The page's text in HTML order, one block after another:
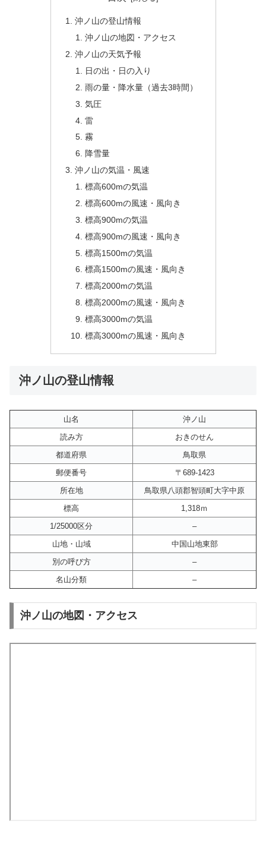
沖ノ山の登山情報
沖ノ山の地図・アクセス
沖ノ山の天気予報
日の出・日の入り
雨の量・降水量（過去3時間）
気圧
雷
霧
降雪量
沖ノ山の気温・風速
標高600mの気温
標高600mの風速・風向き
標高900mの気温
標高900mの風速・風向き
標高1500mの気温
標高1500mの風速・風向き
標高2000mの気温
標高2000mの風速・風向き
標高3000mの気温
標高3000mの風速・風向き
沖ノ山の登山情報
山名
沖ノ山
読み方
おきのせん
都道府県
鳥取県
郵便番号
〒689-1423
所在地
鳥取県八頭郡智頭町大字中原
標高
1,318ｍ
1/25000区分
–
山地・山域
中国山地東部
別の呼び方
–
名山分類
–
沖ノ山の地図・アクセス